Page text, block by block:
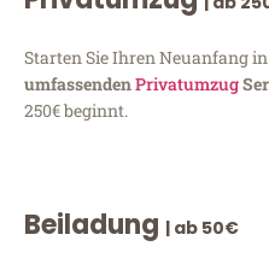
Starten Sie Ihren Neuanfang
umfassendenPrivatumzug
250€ beginnt.
Beiladung | ab 50€